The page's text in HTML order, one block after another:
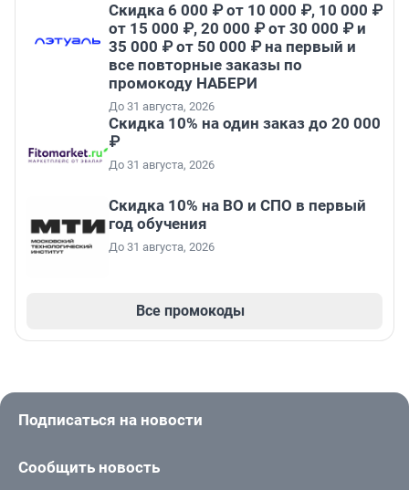
Скидка 6 000 ₽ от 10 000 ₽, 10 000 ₽
от 15 000 ₽, 20 000 ₽ от 30 000 ₽ и
35 000 ₽ от 50 000 ₽ на первый и
все повторные заказы по
промокоду НАБЕРИ
До 31 августа, 2026
Скидка 10% на один заказ до 20 000
₽
До 31 августа, 2026
Скидка 10% на ВО и СПО в первый
год обучения
До 31 августа, 2026
Все промокоды
Подписаться на новости
Сообщить новость